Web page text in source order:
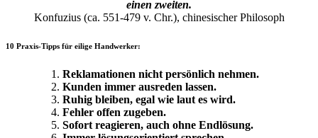
einen zweiten.
Konfuzius (ca. 551-479v. Chr.), chinesischer Philosoph
10 Praxis-Tipps für eilige Handwerker:
Reklamationen nicht persönlich nehmen.
Kunden immer ausreden lassen.
Ruhig bleiben, egal wie laut es wird.
Fehler offen zugeben.
Sofort reagieren, auch ohne Endlösung.